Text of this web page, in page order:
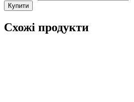
Купити
Схожі продукти